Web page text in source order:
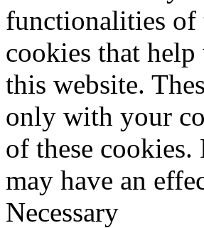
functionalities of
cookies that help
this website.
only with your
of these
may have an
Necessary